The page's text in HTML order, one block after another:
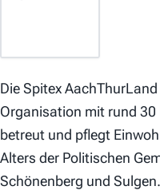
Die Spitex
Organisation mit rund
betreut und pflegt
Alters der Politischen
Schönenberg und Sulgen.